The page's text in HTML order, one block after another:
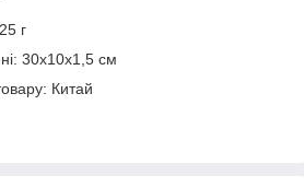
г
30x10x1,5 см
Китай